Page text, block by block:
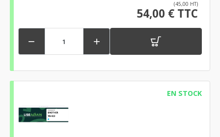
(45,00 HT)
54,00 € TTC
 
EN STOCK